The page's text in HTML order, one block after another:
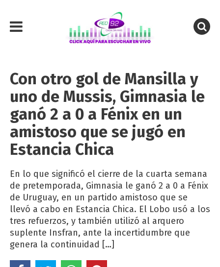
Con otro gol de Mansilla y
uno de Mussis, Gimnasia le
ganó 2 a 0 a Fénix en un
amistoso que se jugó en
Estancia Chica
En lo que significó el cierre de la cuarta semana
de pretemporada, Gimnasia le ganó 2 a 0 a Fénix
de Uruguay, en un partido amistoso que se
llevó a cabo en Estancia Chica. El Lobo usó a los
tres refuerzos, y también utilizó al arquero
suplente Insfran, ante la incertidumbre que
genera la continuidad […]